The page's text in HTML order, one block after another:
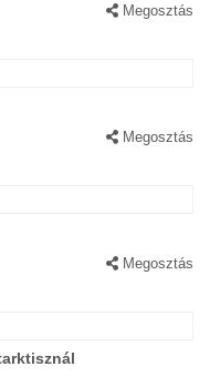
Megosztás
Megosztás
Megosztás